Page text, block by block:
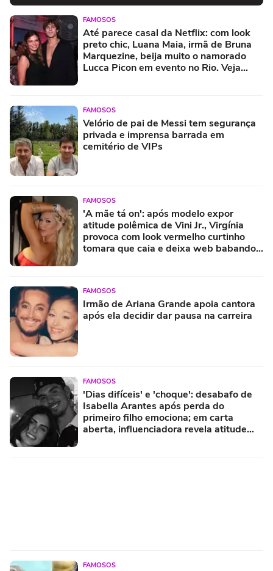
FAMOSOS
Até parece casal da Netflix: com look
preto chic, Luana Maia, irmã de Bruna
Marquezine, beija muito o namorado
Lucca Picon em evento no Rio. Veja
FAMOSOS
Velório de pai de Messi tem segurança
privada e imprensa barrada em
cemitério de VIPs
FAMOSOS
'A mãe tá on': após modelo expor
atitude polêmica de Vini Jr., Virgínia
provoca com look vermelho curtinho
tomara que caia e deixa web babando.
FAMOSOS
Irmão de Ariana Grande apoia cantora
após ela decidir dar pausa na carreira
FAMOSOS
'Dias difíceis' e 'choque': desabafo de
Isabella Arantes após perda do
primeiro filho emociona; em carta
aberta, influenciadora revela atitude
FAMOSOS